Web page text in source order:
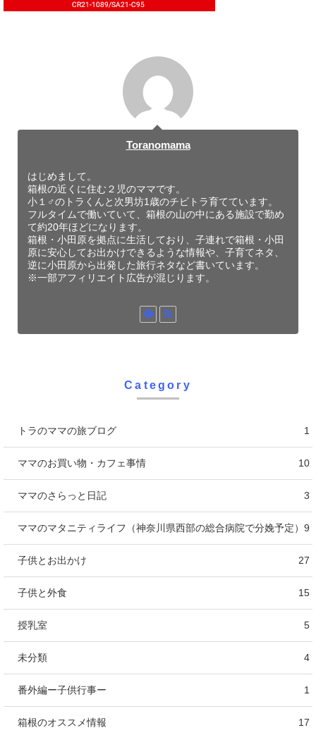
Toranomama
はじめまして。
箱根の近くに住む２児のママです。
小１♂のトラくんと次男坊1歳のチビトラ育てています。
フルタイムで働いていて、箱根の山の中にある施設で勤め
て約20年ほどになります。
箱根・小田原を拠点に生活しており、子連れで箱根・小田
原に安心してお出かけできるような情報や、子育てネタ、
逆に小田原から出発した旅行ネタなど書いています。
※一部アフィリエイト広告が混じります。
Category
トラのママの旅ブログ 1
ママのお買い物・カフェ事情 10
ママのさらっと日記 3
ママのマタニティライフ（神奈川県西部の総合病院で分娩予定） 9
子供とお出かけ 27
子供と外食 15
授乳室 5
未分類 4
番外編ー子供行事ー 1
箱根のオススメ情報 17